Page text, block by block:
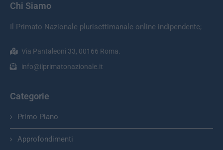
Chi Siamo
Il Primato Nazionale plurisettimanale online indipendente;
Via Pantaleoni 33, 00166 Roma.
info@ilprimatonazionale.it
Categorie
Primo Piano
Approfondimenti